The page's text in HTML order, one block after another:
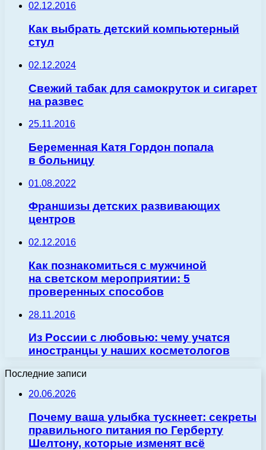
02.12.2016
Как выбрать детский компьютерный
стул
02.12.2024
Свежий табак для самокруток и сигарет
на развес
25.11.2016
Беременная Катя Гордон попала
в больницу
01.08.2022
Франшизы детских развивающих
центров
02.12.2016
Как познакомиться с мужчиной
на светском мероприятии: 5
проверенных способов
28.11.2016
Из России с любовью: чему учатся
иностранцы у наших косметологов
Последние записи
20.06.2026
Почему ваша улыбка тускнеет: секреты
правильного питания по Герберту
Шелтону, которые изменят всё